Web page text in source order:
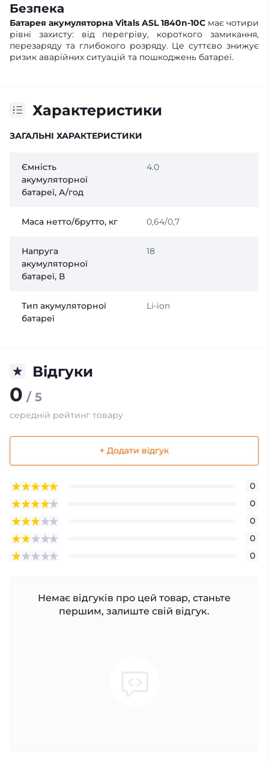
Безпека
Батарея акумуляторна Vitals ASL 1840n-10С має чотири
рівні захисту: від перегріву, короткого замикання,
перезаряду та глибокого розряду. Це суттєво знижує
ризик аварійних ситуацій та пошкоджень батареї.
Характеристики
ЗАГАЛЬНІ ХАРАКТЕРИСТИКИ
Ємність
акумуляторної
батареї, А/год
4.0
Маса нетто/брутто, кг 0,64/0,7
Напруга
акумуляторної
батареї, В
18
Тип акумуляторної
батареї
Li-ion
Відгуки
0 / 5
середній рейтинг товару
+ Додати відгук
0
0
0
0
0
Немає відгуків про цей товар, станьте
першим, залиште свій відгук.